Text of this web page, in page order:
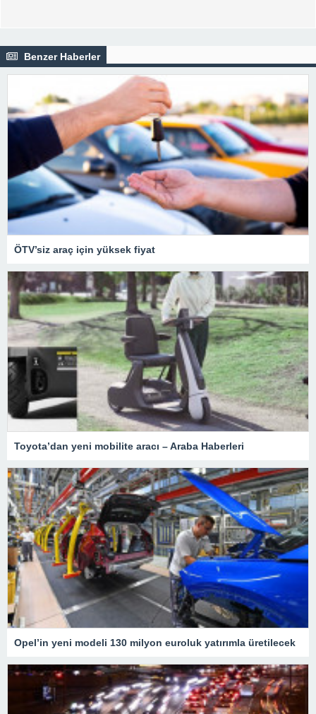
Benzer Haberler
ÖTV’siz araç için yüksek fiyat
Toyota’dan yeni mobilite aracı – Araba Haberleri
Opel’in yeni modeli 130 milyon euroluk yatırımla üretilecek